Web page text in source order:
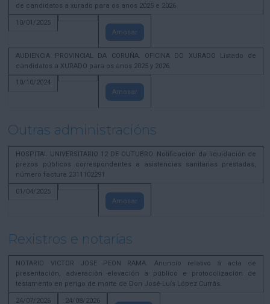
de candidatos a xurado para os anos 2025 e 2026
10/01/2025
Amosar
AUDIENCIA PROVINCIAL DA CORUÑA. OFICINA DO XURADO Listado de
candidatos a XURADO para os anos 2025 y 2026.
10/10/2024
Amosar
Outras administracións
HOSPITAL UNIVERSITARIO 12 DE OUTUBRO. Notificación da liquidación de
prezos públicos correspondentes a asistencias sanitarias prestadas,
número factura 2311102291
01/04/2025
Amosar
Rexistros e notarías
NOTARIO VICTOR JOSE PEON RAMA. Anuncio relativo á acta de
presentación, adveración elevación a público e protocolización de
testamento en perigo de morte de Don José-Luís López Currás.
24/07/2026
24/08/2026